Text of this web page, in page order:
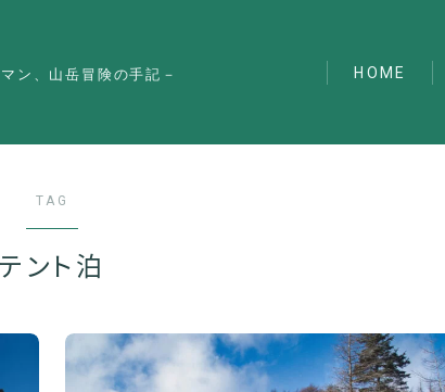
ン、山岳冒険の手記－ HOME
TAG
テント泊